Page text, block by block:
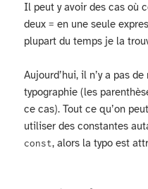
Il peut y avoir des cas où
deux= en une seule
plupart du temps je la
Aujourd’hui, il n’y a pas
typographie (les
ce cas). Tout ce qu’on
utiliser des constantes
const, alors la typo est